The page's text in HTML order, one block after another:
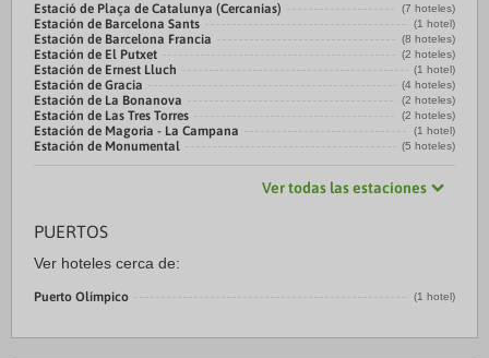
Estació de Plaça de Catalunya (Cercanias) (7 hoteles)
Estación de Barcelona Sants (1 hotel)
Estación de Barcelona Francia (8 hoteles)
Estación de El Putxet (2 hoteles)
Estación de Ernest Lluch (1 hotel)
Estación de Gracia (4 hoteles)
Estación de La Bonanova (2 hoteles)
Estación de Las Tres Torres (2 hoteles)
Estación de Magoria - La Campana (1 hotel)
Estación de Monumental (5 hoteles)
Ver todas las estaciones
PUERTOS
Ver hoteles cerca de:
Puerto Olímpico (1 hotel)